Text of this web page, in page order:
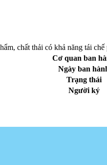
chất thải có khả năng tái
Cơ quan ban
Ngày ban
Trạng thái
Người ký